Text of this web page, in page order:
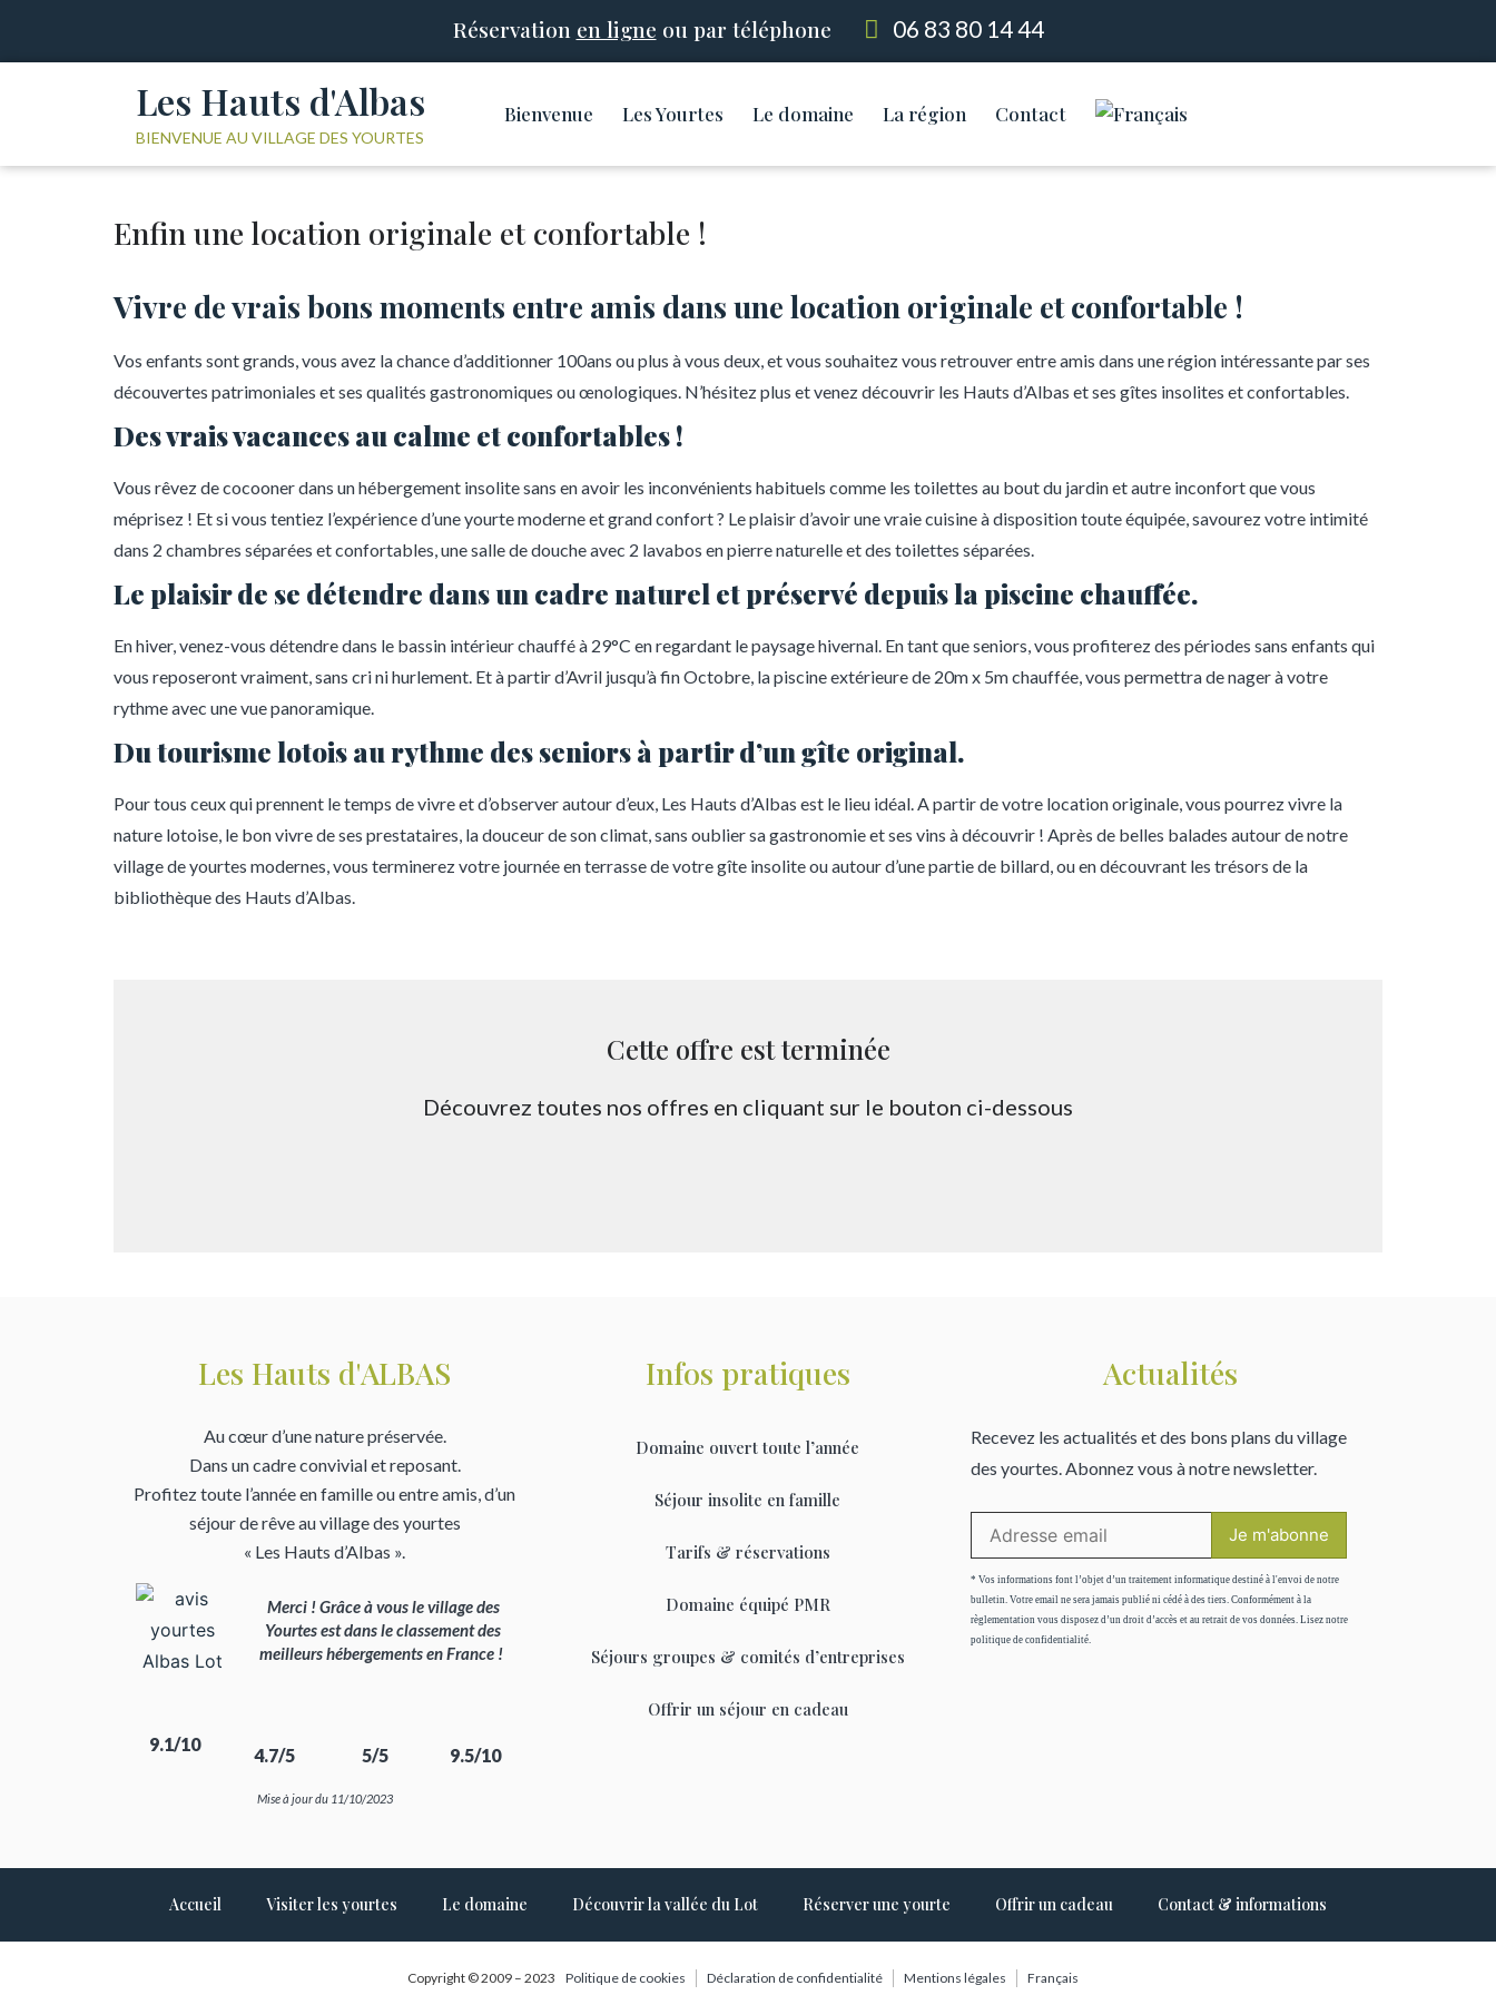
Réservation en ligne ou par téléphone 06 83 80 14 44
Les Hauts d'Albas
BIENVENUE AU VILLAGE DES YOURTES
Bienvenue Les Yourtes Le domaine La région Contact
Enfin une location originale et confortable !
Vivre de vrais bons moments entre amis dans une location originale et confortable !
Vos enfants sont grands, vous avez la chance d’additionner 100ans ou plus à vous deux, et vous souhaitez vous retrouver entre amis dans une région intéressante par ses
découvertes patrimoniales et ses qualités gastronomiques ou œnologiques. N’hésitez plus et venez découvrir les Hauts d’Albas et ses gîtes insolites et confortables.
Des vrais vacances au calme et confortables !
Vous rêvez de cocooner dans un hébergement insolite sans en avoir les inconvénients habituels comme les toilettes au bout du jardin et autre inconfort que vous
méprisez ! Et si vous tentiez l’expérience d’une yourte moderne et grand confort ? Le plaisir d’avoir une vraie cuisine à disposition toute équipée, savourez votre intimité
dans 2 chambres séparées et confortables, une salle de douche avec 2 lavabos en pierre naturelle et des toilettes séparées.
Le plaisir de se détendre dans un cadre naturel et préservé depuis la piscine chauffée.
En hiver, venez-vous détendre dans le bassin intérieur chauffé à 29°C en regardant le paysage hivernal. En tant que seniors, vous profiterez des périodes sans enfants qui
vous reposeront vraiment, sans cri ni hurlement. Et à partir d’Avril jusqu’à fin Octobre, la piscine extérieure de 20m x 5m chauffée, vous permettra de nager à votre
rythme avec une vue panoramique.
Du tourisme lotois au rythme des seniors à partir d’un gîte original.
Pour tous ceux qui prennent le temps de vivre et d’observer autour d’eux, Les Hauts d’Albas est le lieu idéal. A partir de votre location originale, vous pourrez vivre la
nature lotoise, le bon vivre de ses prestataires, la douceur de son climat, sans oublier sa gastronomie et ses vins à découvrir ! Après de belles balades autour de notre
village de yourtes modernes, vous terminerez votre journée en terrasse de votre gîte insolite ou autour d’une partie de billard, ou en découvrant les trésors de la
bibliothèque des Hauts d’Albas.
Cette offre est terminée
Découvrez toutes nos offres en cliquant sur le bouton ci-dessous
Les Hauts d'ALBAS
Au cœur d’une nature préservée.
Dans un cadre convivial et reposant.
Profitez toute l’année en famille ou entre amis, d’un
séjour de rêve au village des yourtes
« Les Hauts d’Albas ».
Merci ! Grâce à vous le village des
Yourtes est dans le classement des
meilleurs hébergements en France !
9.1/10
4.7/5 5/5 9.5/10
Mise à jour du 11/10/2023
Infos pratiques
Domaine ouvert toute l’année
Séjour insolite en famille
Tarifs & réservations
Domaine équipé PMR
Séjours groupes & comités d’entreprises
Offrir un séjour en cadeau
Actualités
Recevez les actualités et des bons plans du village
des yourtes. Abonnez vous à notre newsletter.
* Vos informations font l’objet d’un traitement informatique destiné à l'envoi de notre
bulletin. Votre email ne sera jamais publié ni cédé à des tiers. Conformément à la
règlementation vous disposez d’un droit d’accès et au retrait de vos données. Lisez notre
politique de confidentialité.
Accueil Visiter les yourtes Le domaine Découvrir la vallée du Lot Réserver une yourte Offrir un cadeau Contact & informations
Copyright © 2009 – 2023 Politique de cookies Déclaration de confidentialité Mentions légales Français